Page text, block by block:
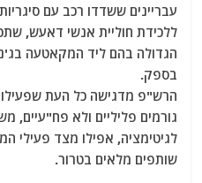
עבריינים ששדדו רכב עם
הגדולה בהם ליד המקאטעה
בספק.
הרש"פ מדגישה כל העת
גורמים פליליים ולא פח"עיים,
לגיטימציה, אפילו מצד פעילי
שותפים מלאים בטרור.